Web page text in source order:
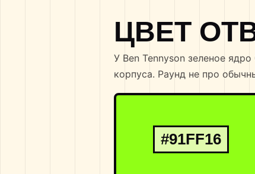
ЦВЕТ
У Ben Tennyson зеленое
корпуса. Раунд не про
#91FF16